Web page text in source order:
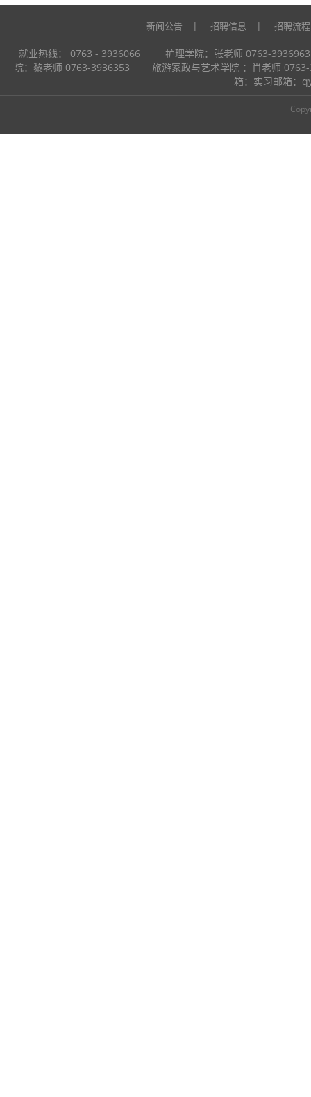
新闻公告 | 招聘信息 | 招聘流程
就业热线： 0763 - 3936066 护理学院：张老师 0763-
院：黎老师 0763-3936353 旅游家政与艺术学院 ：肖老师
箱：实习邮箱